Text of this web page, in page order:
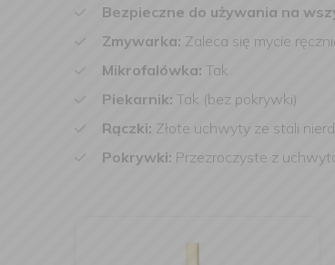
Bezpieczne do używania na
Zmywarka: Zaleca się mycie
Mikrofalówka: Tak
Piekarnik: Tak (bez pokrywki)
Rączki: Złote uchwyty ze stali
Pokrywki: Przezroczyste z